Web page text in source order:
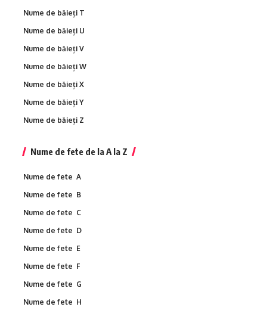
Nume de băieți T
Nume de băieți U
Nume de băieți V
Nume de băieți W
Nume de băieți X
Nume de băieți Y
Nume de băieți Z
Nume de fete de la A la Z
Nume de fete A
Nume de fete B
Nume de fete C
Nume de fete D
Nume de fete E
Nume de fete F
Nume de fete G
Nume de fete H